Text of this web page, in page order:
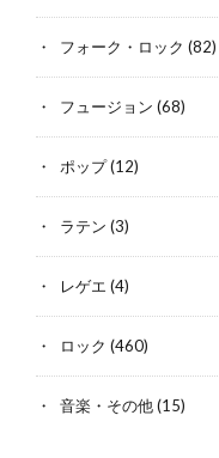
フォーク・ロック (82)
フュージョン (68)
ポップ(12)
ラテン (3)
レゲエ (4)
ロック (460)
音楽・その他(15)